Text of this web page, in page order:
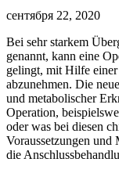
сентября 22, 2020
Bei sehr starkem
genannt, kann eine
gelingt, mit Hilfe
abzunehmen. Die
und metabolischer
Operation,
oder was bei diesen
Voraussetzungen
die